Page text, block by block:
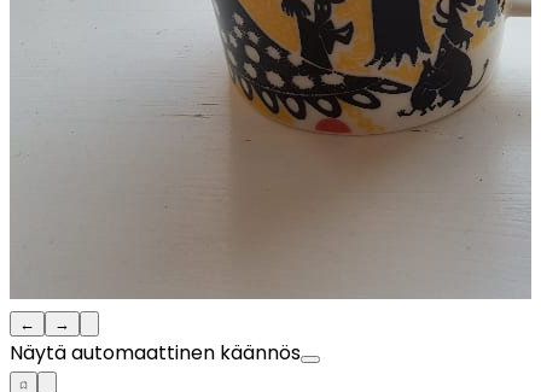
← →
Näytä automaattinen käännös